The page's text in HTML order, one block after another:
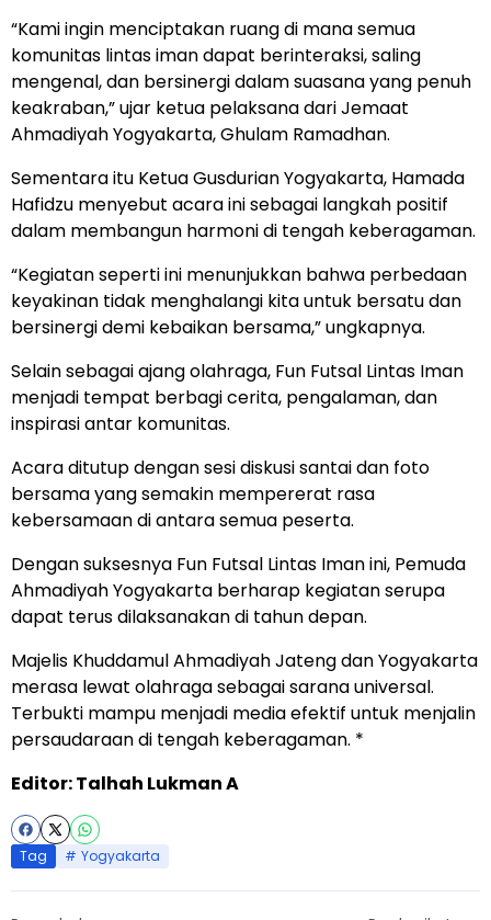
“Kami ingin menciptakan ruang di mana semua
komunitas lintas iman dapat berinteraksi, saling
mengenal, dan bersinergi dalam suasana yang penuh
keakraban,” ujar ketua pelaksana dari Jemaat
Ahmadiyah Yogyakarta, Ghulam Ramadhan.
Sementara itu Ketua Gusdurian Yogyakarta, Hamada
Hafidzu menyebut acara ini sebagai langkah positif
dalam membangun harmoni di tengah keberagaman.
“Kegiatan seperti ini menunjukkan bahwa perbedaan
keyakinan tidak menghalangi kita untuk bersatu dan
bersinergi demi kebaikan bersama,” ungkapnya.
Selain sebagai ajang olahraga, Fun Futsal Lintas Iman
menjadi tempat berbagi cerita, pengalaman, dan
inspirasi antar komunitas.
Acara ditutup dengan sesi diskusi santai dan foto
bersama yang semakin mempererat rasa
kebersamaan di antara semua peserta.
Dengan suksesnya Fun Futsal Lintas Iman ini, Pemuda
Ahmadiyah Yogyakarta berharap kegiatan serupa
dapat terus dilaksanakan di tahun depan.
Majelis Khuddamul Ahmadiyah Jateng dan Yogyakarta
merasa lewat olahraga sebagai sarana universal.
Terbukti mampu menjadi media efektif untuk menjalin
persaudaraan di tengah keberagaman. *
Editor: Talhah Lukman A
Tag Yogyakarta